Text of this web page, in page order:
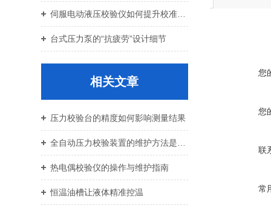
伺服电动液压校验仪如何提升校准效率与重复性
台式压力泵的“抗疲劳”设计细节
相关文章
压力校验台的精度如何影响测量结果
热电偶校验仪的操作与维护指南
恒温油槽让液体精准控温
您
您
联
常